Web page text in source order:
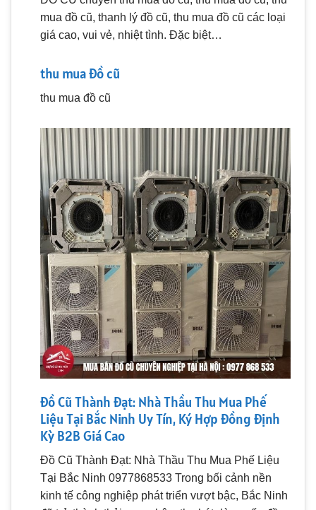
mua đồ cũ, thanh lý đồ cũ, thu mua đồ cũ các loại
giá cao, vui vẻ, nhiệt tình. Đặc biệt…
thu mua đồ cũ
thu mua đồ cũ
Đồ Cũ Thành Đạt: Nhà Thầu Thu Mua Phế
Liệu Tại Bắc Ninh Uy Tín, Ký Hợp Đồng Định
Kỳ B2B Giá Cao
Đồ Cũ Thành Đạt: Nhà Thầu Thu Mua Phế Liệu
Tại Bắc Ninh 0977868533 Trong bối cảnh nền
kinh tế công nghiệp phát triển vượt bậc, Bắc Ninh